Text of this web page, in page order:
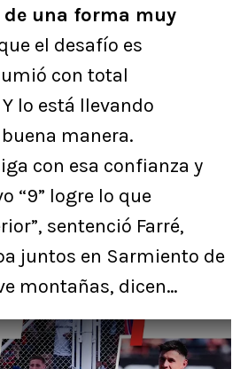
una forma muy
el desafío es
con total
lo está llevando
manera.
con esa confianza y
“9” logre lo que
sentenció Farré,
juntos en Sarmiento de
montañas, dicen…